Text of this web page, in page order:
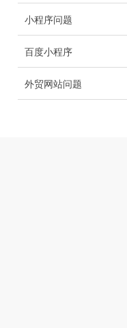
小程序问题
百度小程序
外贸网站问题